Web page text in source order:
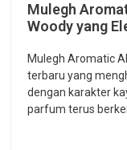
Mulegh
Woody yang
Mulegh Aromatic
terbaru yang
dengan karakter
parfum terus